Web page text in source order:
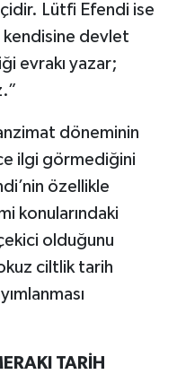
Lütfi Efendi ise
kendisine devlet
evrakı yazar;
döneminin
ilgi görmediğini
özellikle
konularındaki
olduğunu
ciltlik tarih
TARİH